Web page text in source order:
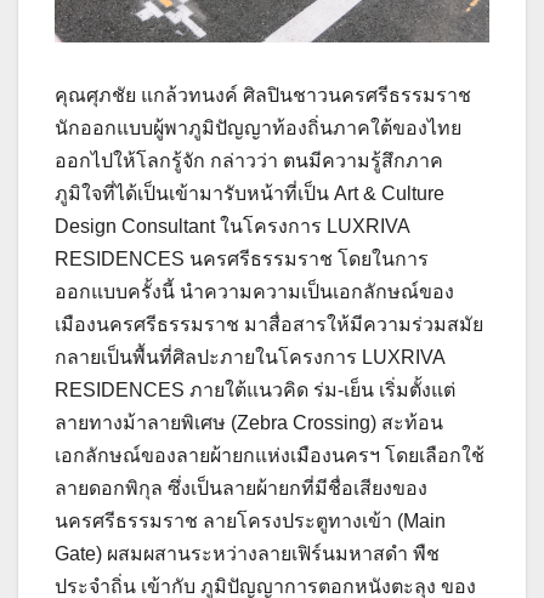
คุณศุภชัย แกล้วทนงค์ ศิลปินชาวนครศรีธรรมราช
นักออกแบบผู้พาภูมิปัญญาท้องถิ่นภาคใต้ของไทย
ออกไปให้โลกรู้จัก กล่าวว่า ตนมีความรู้สึกภาค
ภูมิใจที่ได้เป็นเข้ามารับหน้าที่เป็น Art & Culture
Design Consultant ในโครงการ LUXRIVA
RESIDENCES นครศรีธรรมราช โดยในการ
ออกแบบครั้งนี้ นำความความเป็นเอกลักษณ์ของ
เมืองนครศรีธรรมราช มาสื่อสารให้มีความร่วมสมัย
กลายเป็นพื้นที่ศิลปะภายในโครงการ LUXRIVA
RESIDENCES ภายใต้แนวคิด ร่ม-เย็น เริ่มตั้งแต่
ลายทางม้าลายพิเศษ (Zebra Crossing) สะท้อน
เอกลักษณ์ของลายผ้ายกแห่งเมืองนครฯ โดยเลือกใช้
ลายดอกพิกุล ซึ่งเป็นลายผ้ายกที่มีชื่อเสียงของ
นครศรีธรรมราช ลายโครงประตูทางเข้า (Main
Gate) ผสมผสานระหว่างลายเฟิร์นมหาสดำ พืช
ประจำถิ่น เข้ากับ ภูมิปัญญาการตอกหนังตะลุง ของ